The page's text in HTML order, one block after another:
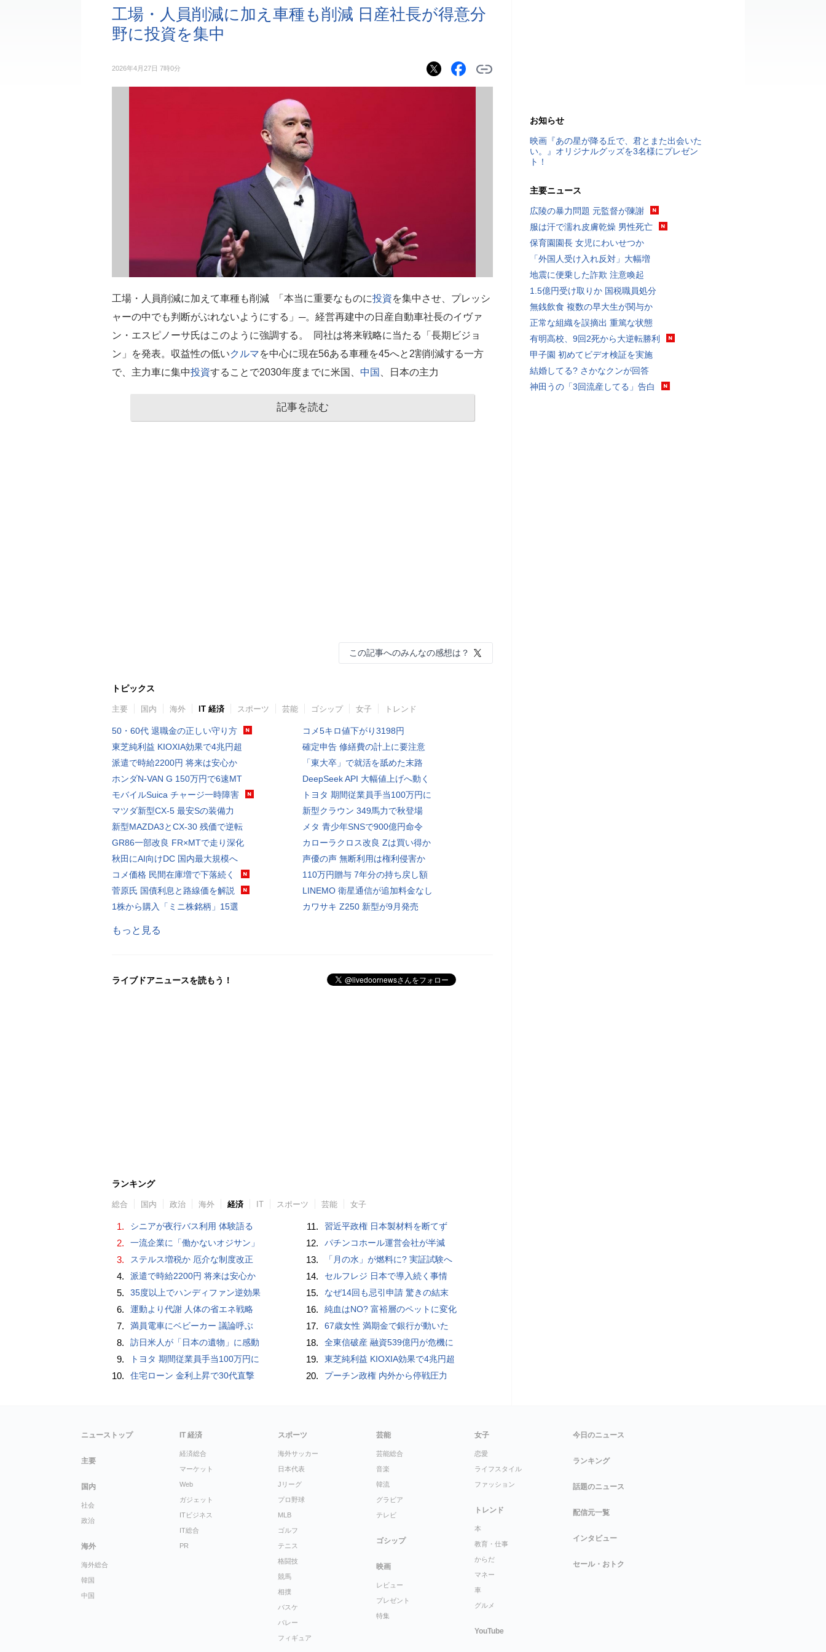
工場・人員削減に加え車種も削減 日産社長が得意分
野に投資を集中
2026年4月27日 7時0分
工場・人員削減に加えて車種も削減 「本当に重要なものに投資を集中させ、プレッシ
ャーの中でも判断がぶれないようにする」─。経営再建中の日産自動車社長のイヴァ
ン・エスピノーサ氏はこのように強調する。 同社は将来戦略に当たる「長期ビジョ
ン」を発表。収益性の低いクルマを中心に現在56ある車種を45へと2割削減する一方
で、主力車に集中投資することで2030年度までに米国、 中国 、日本の主力
記事を読む
この記事へのみんなの感想は？
トピックス
主要 国内 海外 IT 経済 スポーツ 芸能 ゴシップ 女子 トレンド
50・60代 退職金の正しい守り方
東芝純利益 KIOXIA効果で4兆円超
派遣で時給2200円 将来は安心か
ホンダN-VAN G 150万円で6速MT
モバイルSuica チャージ一時障害
マツダ新型CX-5 最安Sの装備力
新型MAZDA3とCX-30 残価で逆転
GR86一部改良 FR×MTで走り深化
秋田にAI向けDC 国内最大規模へ
コメ価格 民間在庫増で下落続く
菅原氏 国債利息と路線価を解説
1株から購入「ミニ株銘柄」15選
コメ5キロ値下がり3198円
確定申告 修繕費の計上に要注意
「東大卒」で就活を舐めた末路
DeepSeek API 大幅値上げへ動く
トヨタ 期間従業員手当100万円に
新型クラウン 349馬力で秋登場
メタ 青少年SNSで900億円命令
カローラクロス改良 Zは買い得か
声優の声 無断利用は権利侵害か
110万円贈与 7年分の持ち戻し額
LINEMO 衛星通信が追加料金なし
カワサキ Z250 新型が9月発売
もっと見る
ライブドアニュースを読もう！
ランキング
総合 国内 政治 海外 経済 IT スポーツ 芸能 女子
1. シニアが夜行バス利用 体験語る
2. 一流企業に「働かないオジサン」
3. ステルス増税か 厄介な制度改正
4. 派遣で時給2200円 将来は安心か
5. 35度以上でハンディファン逆効果
6. 運動より代謝 人体の省エネ戦略
7. 満員電車にベビーカー 議論呼ぶ
8. 訪日米人が「日本の遺物」に感動
9. トヨタ 期間従業員手当100万円に
10. 住宅ローン 金利上昇で30代直撃
11. 習近平政権 日本製材料を断てず
12. パチンコホール運営会社が半減
13. 「月の水」が燃料に? 実証試験へ
14. セルフレジ 日本で導入続く事情
15. なぜ14回も忌引申請 驚きの結末
16. 純血はNO? 富裕層のペットに変化
17. 67歳女性 満期金で銀行が動いた
18. 全東信破産 融資539億円が危機に
19. 東芝純利益 KIOXIA効果で4兆円超
20. プーチン政権 内外から停戦圧力
お知らせ
映画『あの星が降る丘で、君とまた出会いた
い。』オリジナルグッズを3名様にプレゼン
ト！
主要ニュース
広陵の暴力問題 元監督が陳謝
服は汗で濡れ皮膚乾燥 男性死亡
保育園園長 女児にわいせつか
「外国人受け入れ反対」大幅増
地震に便乗した詐欺 注意喚起
1.5億円受け取りか 国税職員処分
無銭飲食 複数の早大生が関与か
正常な組織を誤摘出 重篤な状態
有明高校、9回2死から大逆転勝利
甲子園 初めてビデオ検証を実施
結婚してる? さかなクンが回答
神田うの「3回流産してる」告白
ニューストップ
主要
国内
社会
政治
海外
海外総合
韓国
中国
IT 経済
経済総合
マーケット
Web
ガジェット
ITビジネス
IT総合
PR
スポーツ
海外サッカー
日本代表
Jリーグ
プロ野球
MLB
ゴルフ
テニス
格闘技
競馬
相撲
バスケ
バレー
フィギュア
芸能
芸能総合
音楽
韓流
グラビア
テレビ
ゴシップ
映画
レビュー
プレゼント
特集
女子
恋愛
ライフスタイル
ファッション
トレンド
本
教育・仕事
からだ
マネー
車
グルメ
YouTube
今日のニュース
ランキング
話題のニュース
配信元一覧
インタビュー
セール・おトク